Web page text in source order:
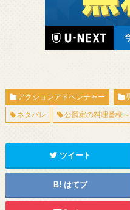
アクションアドベンチャー
ネタバレ
公爵家の料理番様
ツイート
はてブ